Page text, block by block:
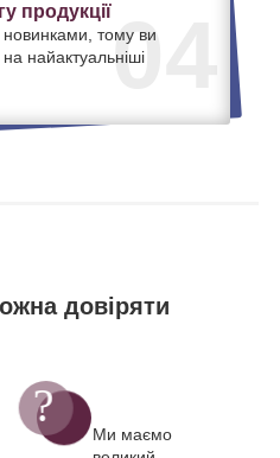
04
продукції
тому ви
найактуальніші
довіряти
Ми маємо